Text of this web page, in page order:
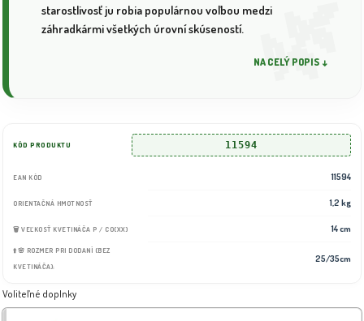
starostlivosť ju robia populárnou voľbou medzi
záhradkármi všetkých úrovní skúseností.
NA CELÝ POPIS ↓
KÓD PRODUKTU 11594
EAN KÓD 11594
ORIENTAČNÁ HMOTNOSŤ 1,2 kg
🗑️ VEĽKOSŤ KVETINÁČA P / CO(XX) 14 cm
⬆️🌸 ROZMER PRI DODANÍ (BEZ
KVETINÁČA):
25/35cm
Voliteľné doplnky